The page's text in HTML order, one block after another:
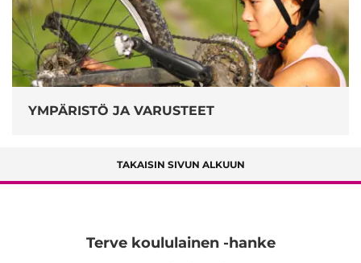
YMPÄRISTÖ JA VARUSTEET
TAKAISIN SIVUN ALKUUN
Terve koululainen -hanke